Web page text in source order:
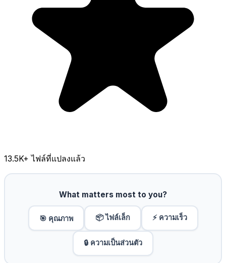
13.5K+ ไฟล์ที่แปลงแล้ว
What matters most to you?
🎯 คุณภาพ 📦 ไฟล์เล็ก ⚡ ความเร็ว
🔒 ความเป็นส่วนตัว